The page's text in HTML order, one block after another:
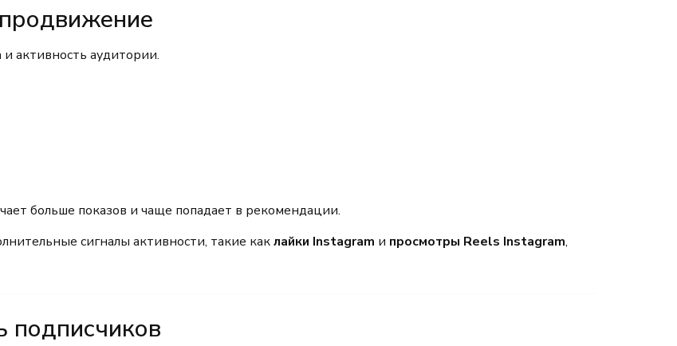
активность аудитории.
больше показов и чаще попадает в рекомендации.
сигналы активности, такие каклайки Instagram и просмотры Reels Instagram,
подписчиков